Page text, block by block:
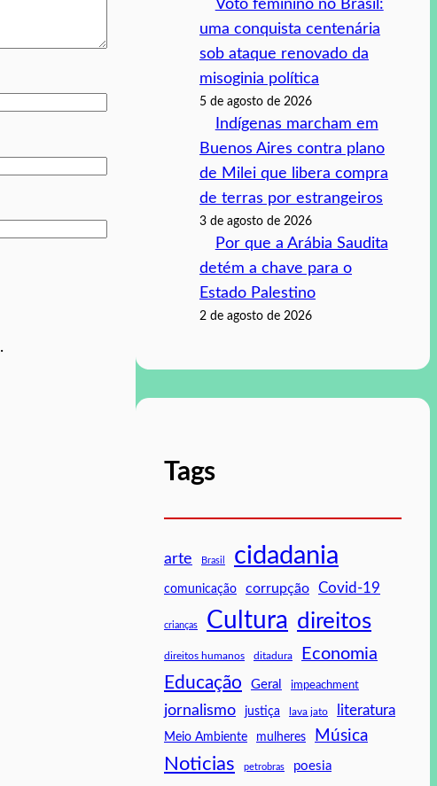
.
Voto feminino no Brasil:
uma conquista centenária
sob ataque renovado da
misoginia política
5 de agosto de 2026
Indígenas marcham em
Buenos Aires contra plano
de Milei que libera compra
de terras por estrangeiros
3 de agosto de 2026
Por que a Arábia Saudita
detém a chave para o
Estado Palestino
2 de agosto de 2026
Tags
arte Brasil cidadania
comunicação corrupção Covid-19
crianças Cultura direitos
direitos humanos ditadura Economia
Educação Geral impeachment
jornalismo justiça lava jato literatura
Meio Ambiente mulheres Música
Noticias petrobras poesia